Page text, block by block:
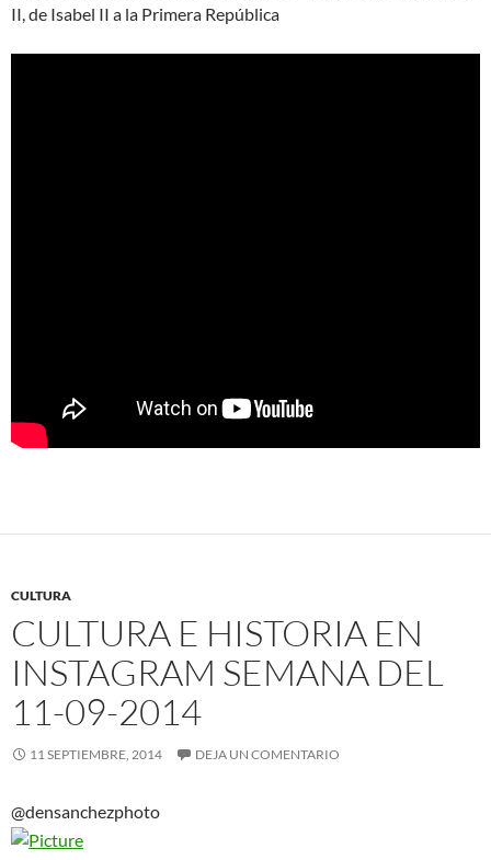
II, de Isabel II a la Primera República
CULTURA
CULTURA E HISTORIA EN
INSTAGRAM SEMANA DEL
11-09-2014
11 SEPTIEMBRE, 2014 DEJA UN COMENTARIO
@densanchezphoto